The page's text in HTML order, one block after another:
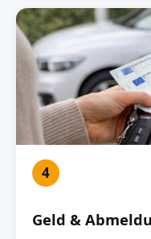
4
Geld &